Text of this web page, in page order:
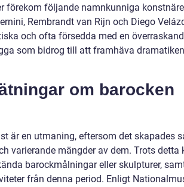
förekom följande namnkunniga
Rembrandt van Rijn och Diego
och ofta försedda med en
som bidrog till att framhäva
om barocken
är en utmaning, eftersom det skapades
varierande mängder av dem. Trots detta
barockmålningar eller skulpturer,
från denna period. Enligt